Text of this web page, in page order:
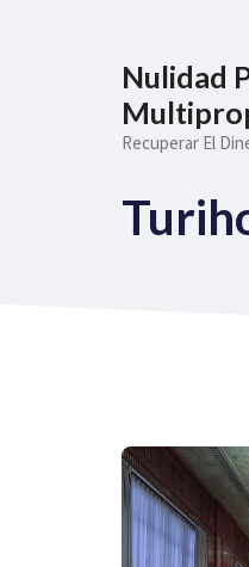
Nulidad
Recuperar El